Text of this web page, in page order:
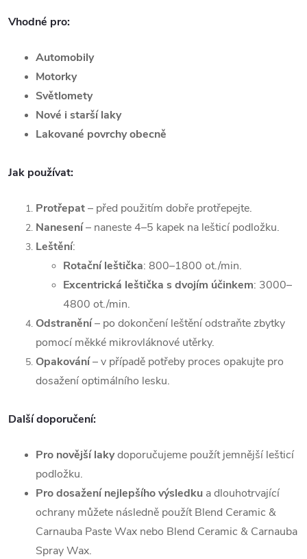
Vhodné pro:
Automobily
Motorky
Světlomety
Nové i starší laky
Lakované povrchy obecně
Jak používat:
Protřepat– před použitím dobře protřepejte.
Nanesení– naneste 4–5 kapek na lešticí podložku.
Leštění:
Rotační leštička: 800–1800 ot./min.
Excentrická leštička s dvojím účinkem: 3000–
4800 ot./min.
Odstranění– po dokončení leštění odstraňte zbytky
pomocí měkké mikrovláknové utěrky.
Opakování– v případě potřeby proces opakujte pro
dosažení optimálního lesku.
Další doporučení:
Pro novější lakydoporučujeme použít jemnější lešticí
podložku.
Pro dosažení nejlepšího výsledku a dlouhotrvající
ochrany můžete následně použít Blend Ceramic &
Carnauba Paste Wax nebo Blend Ceramic & Carnauba
Spray Wax.